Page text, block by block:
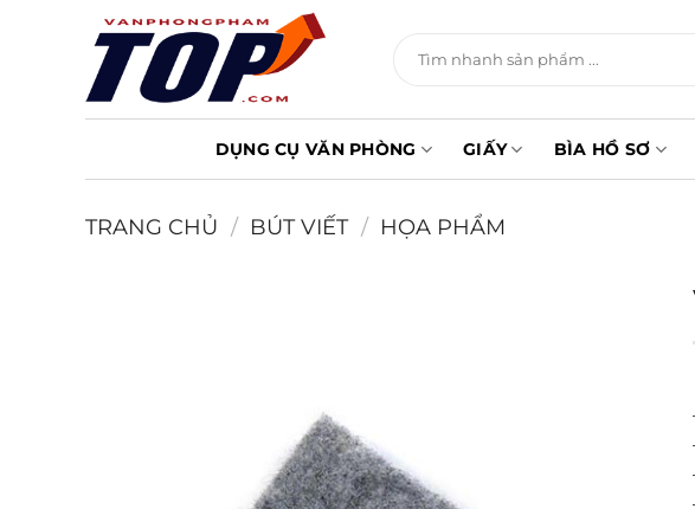
kiếm:
DỤNG CỤ VĂN PHÒNG GIẤY BÌA HỒ SƠ
TRANG CHỦ / BÚT VIẾT / HỌA PHẨM